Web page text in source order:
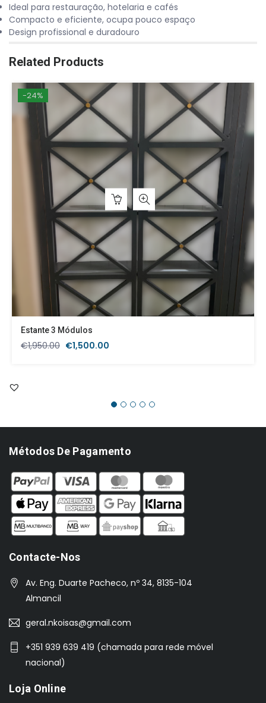
Ideal para restauração, hotelaria e cafés
Compacto e eficiente, ocupa pouco espaço
Design profissional e duradouro
Related Products
-24%
Estante 3 Módulos
€1,950.00 O
€1,500.00
Métodos De Pagamento
Contacte-Nos
Av. Eng. Duarte Pacheco, nº 34, 8135-104
Almancil
geral.nkoisas@gmail.com
+351 939 639 419 (chamada para rede móvel
nacional)
Loja Online